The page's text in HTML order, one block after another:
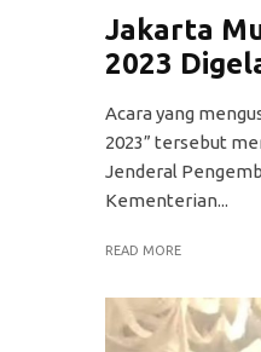
Jakarta
2023
Acara yang
2023” tersebut
Jenderal
Kementerian...
READ MORE